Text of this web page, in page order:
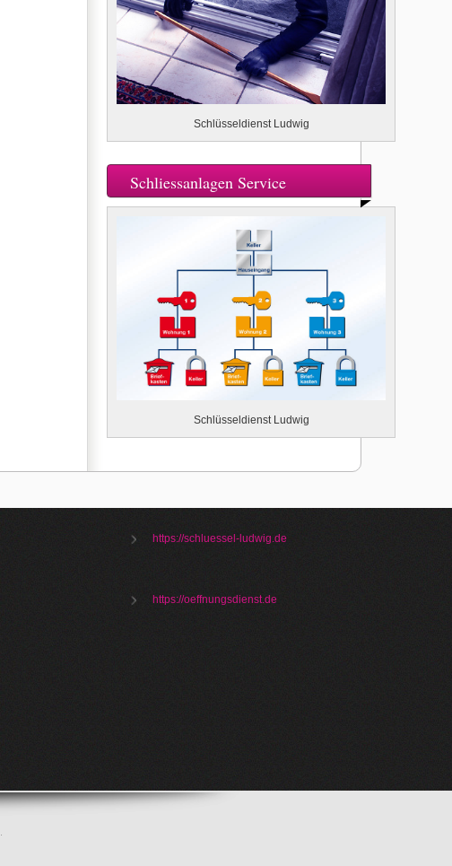
Schlüsseldienst Ludwig
Schliessanlagen Service
Schlüsseldienst Ludwig
https://schluessel-ludwig.de
https://oeffnungsdienst.de